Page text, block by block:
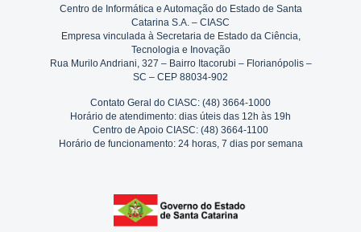
Centro de Informática e Automação do Estado de Santa
Catarina S.A. – CIASC
Empresa vinculada à Secretaria de Estado da Ciência,
Tecnologia e Inovação
Rua Murilo Andriani, 327 – Bairro Itacorubi – Florianópolis –
SC – CEP 88034-902
Contato Geral do CIASC: (48) 3664-1000
Horário de atendimento: dias úteis das 12h às 19h
Centro de Apoio CIASC: (48) 3664-1100
Horário de funcionamento: 24 horas, 7 dias por semana